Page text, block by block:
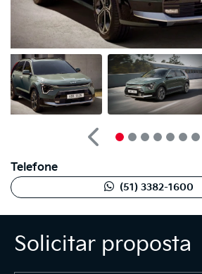
Solicitar proposta
Anterior
Telefone
(51) 3382-1600